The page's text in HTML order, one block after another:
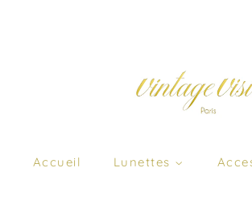
Accueil Lunettes